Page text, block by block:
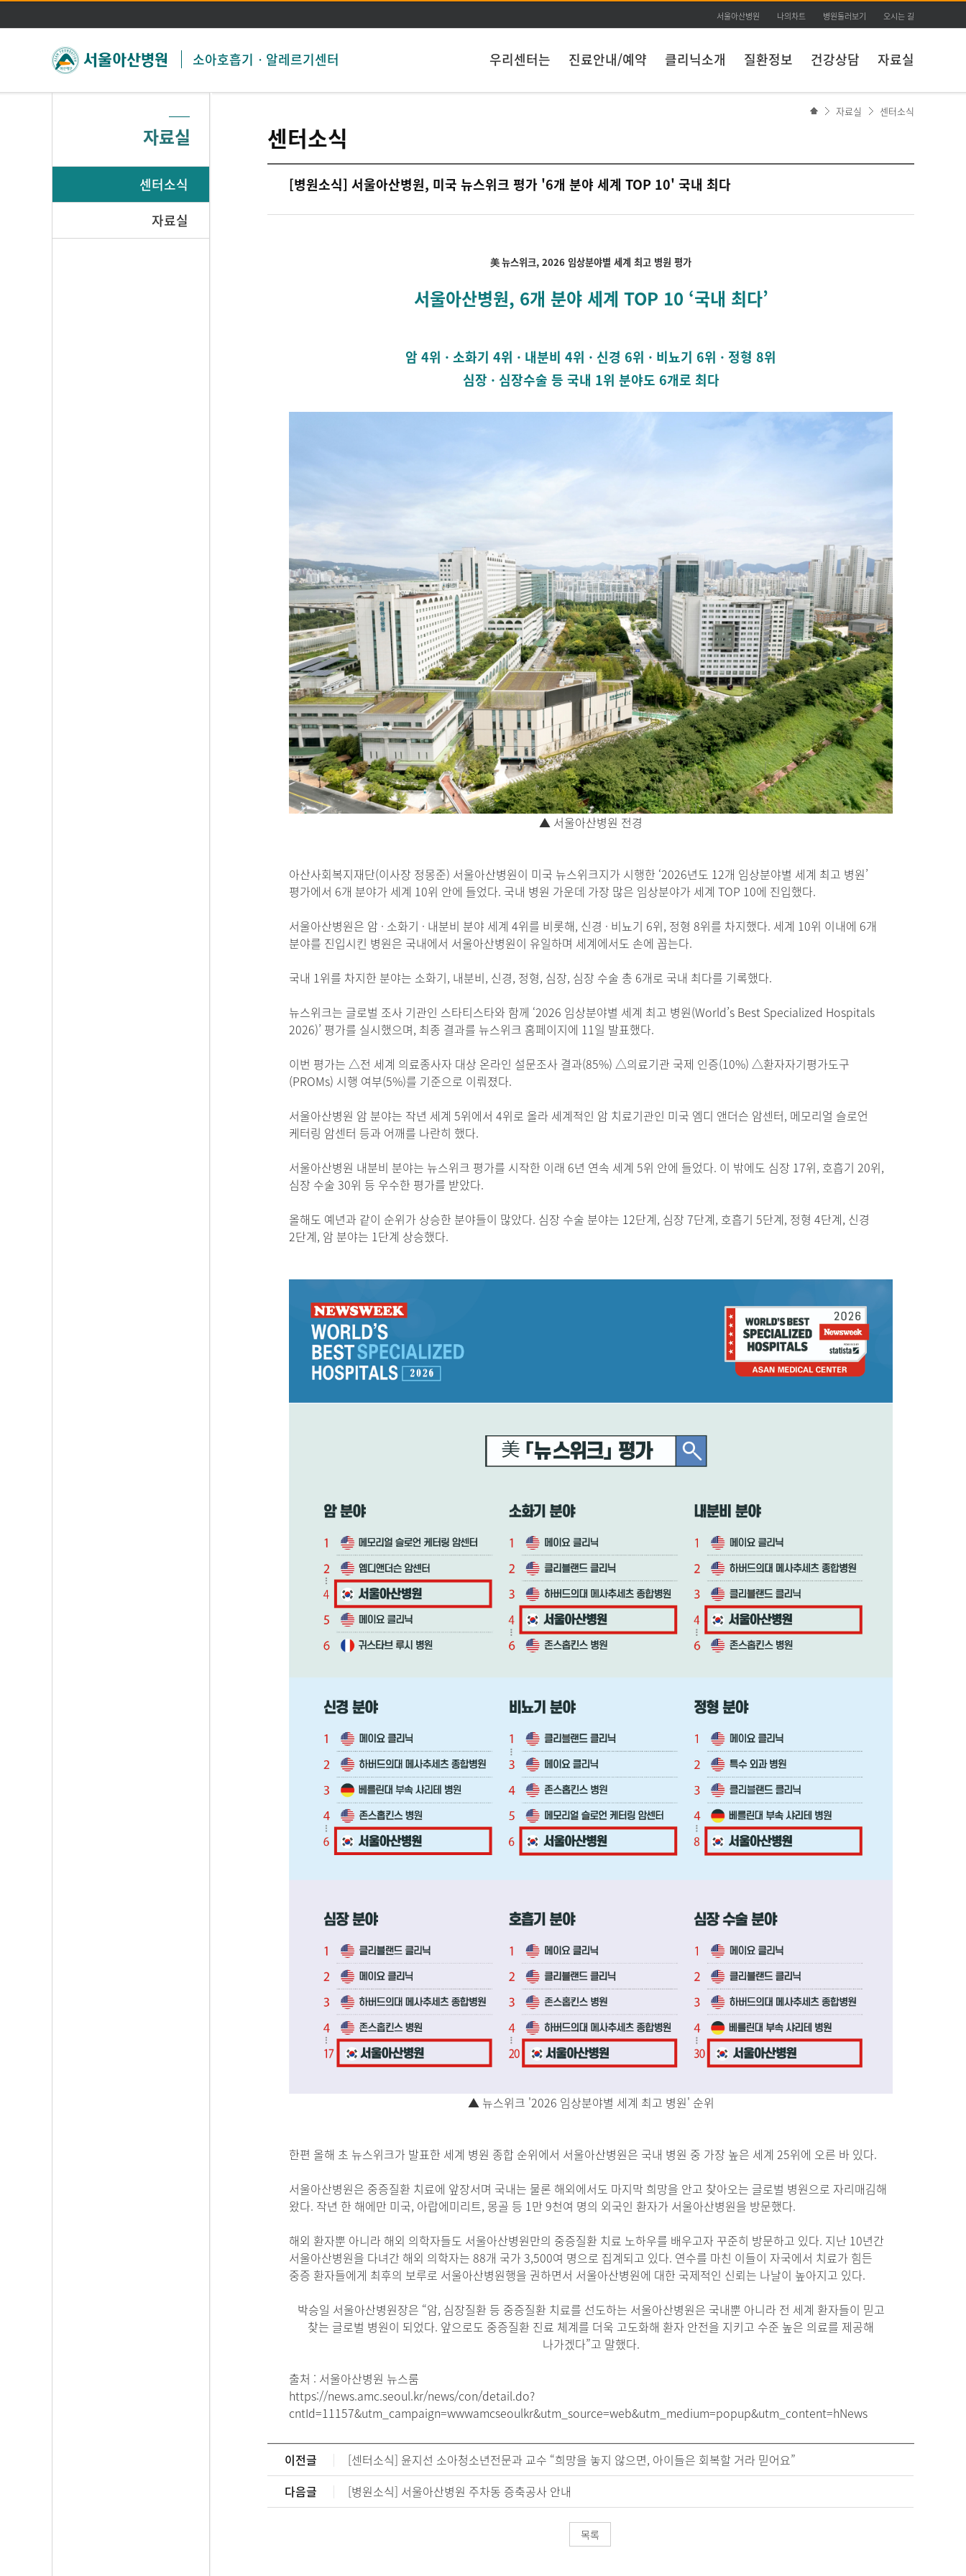
주메뉴 바로가기
본문 바로가기
소아호흡기ㆍ알레르기센터
서울아산병원 나의차트 병원둘러보기 오시는 길
우리센터는 진료안내/예약 클리닉소개 질환정보 건강상담 자료실
자료실 센터소식
자료실
센터소식
자료실
센터소식
[병원소식] 서울아산병원, 미국 뉴스위크 평가 '6개 분야 세계 TOP 10' 국내 최다
美 뉴스위크, 2026 임상분야별 세계 최고 병원 평가
서울아산병원, 6개 분야 세계 TOP 10 ‘국내 최다’
암 4위 · 소화기 4위 · 내분비 4위 · 신경 6위 · 비뇨기 6위 · 정형 8위
심장 · 심장수술 등 국내 1위 분야도 6개로 최다
▲ 서울아산병원 전경
아산사회복지재단(이사장 정몽준) 서울아산병원이 미국 뉴스위크지가 시행한 ‘2026년도 12개 임상분야별 세계 최고 병원’
평가에서 6개 분야가 세계 10위 안에 들었다. 국내 병원 가운데 가장 많은 임상분야가 세계 TOP 10에 진입했다.
서울아산병원은 암 · 소화기 · 내분비 분야 세계 4위를 비롯해, 신경 · 비뇨기 6위, 정형 8위를 차지했다. 세계 10위 이내에 6개
분야를 진입시킨 병원은 국내에서 서울아산병원이 유일하며 세계에서도 손에 꼽는다.
국내 1위를 차지한 분야는 소화기, 내분비, 신경, 정형, 심장, 심장 수술 총 6개로 국내 최다를 기록했다.
뉴스위크는 글로벌 조사 기관인 스타티스타와 함께 ‘2026 임상분야별 세계 최고 병원(World’s Best Specialized Hospitals
2026)’ 평가를 실시했으며, 최종 결과를 뉴스위크 홈페이지에 11일 발표했다.
이번 평가는 △전 세계 의료종사자 대상 온라인 설문조사 결과(85%) △의료기관 국제 인증(10%) △환자자기평가도구
(PROMs) 시행 여부(5%)를 기준으로 이뤄졌다.
서울아산병원 암 분야는 작년 세계 5위에서 4위로 올라 세계적인 암 치료기관인 미국 엠디 앤더슨 암센터, 메모리얼 슬로언
케터링 암센터 등과 어깨를 나란히 했다.
서울아산병원 내분비 분야는 뉴스위크 평가를 시작한 이래 6년 연속 세계 5위 안에 들었다. 이 밖에도 심장 17위, 호흡기 20위,
심장 수술 30위 등 우수한 평가를 받았다.
올해도 예년과 같이 순위가 상승한 분야들이 많았다. 심장 수술 분야는 12단계, 심장 7단계, 호흡기 5단계, 정형 4단계, 신경
2단계, 암 분야는 1단계 상승했다.
▲ 뉴스위크 '2026 임상분야별 세계 최고 병원' 순위
한편 올해 초 뉴스위크가 발표한 세계 병원 종합 순위에서 서울아산병원은 국내 병원 중 가장 높은 세계 25위에 오른 바 있다.
서울아산병원은 중증질환 치료에 앞장서며 국내는 물론 해외에서도 마지막 희망을 안고 찾아오는 글로벌 병원으로 자리매김해
왔다. 작년 한 해에만 미국, 아랍에미리트, 몽골 등 1만 9천여 명의 외국인 환자가 서울아산병원을 방문했다.
해외 환자뿐 아니라 해외 의학자들도 서울아산병원만의 중증질환 치료 노하우를 배우고자 꾸준히 방문하고 있다. 지난 10년간
서울아산병원을 다녀간 해외 의학자는 88개 국가 3,500여 명으로 집계되고 있다. 연수를 마친 이들이 자국에서 치료가 힘든
중증 환자들에게 최후의 보루로 서울아산병원행을 권하면서 서울아산병원에 대한 국제적인 신뢰는 나날이 높아지고 있다.
박승일 서울아산병원장은 “암, 심장질환 등 중증질환 치료를 선도하는 서울아산병원은 국내뿐 아니라 전 세계 환자들이 믿고
찾는 글로벌 병원이 되었다. 앞으로도 중증질환 진료 체계를 더욱 고도화해 환자 안전을 지키고 수준 높은 의료를 제공해
나가겠다”고 말했다.
출처 : 서울아산병원 뉴스룸
https://news.amc.seoul.kr/news/con/detail.do?
cntId=11157&utm_campaign=wwwamcseoulkr&utm_source=web&utm_medium=popup&utm_content=hNews
이전글
[센터소식] 윤지선 소아청소년전문과 교수 “희망을 놓지 않으면, 아이들은 회복할 거라 믿어요”
다음글
[병원소식] 서울아산병원 주차동 증축공사 안내
목록